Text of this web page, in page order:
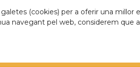
(cookies) per a oferir una millor
navegant pel web, considerem que